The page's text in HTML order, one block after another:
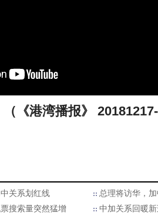
（《港湾播报》
关系划红线
总理将访华，
搜索量突然猛增
中加关系回暖